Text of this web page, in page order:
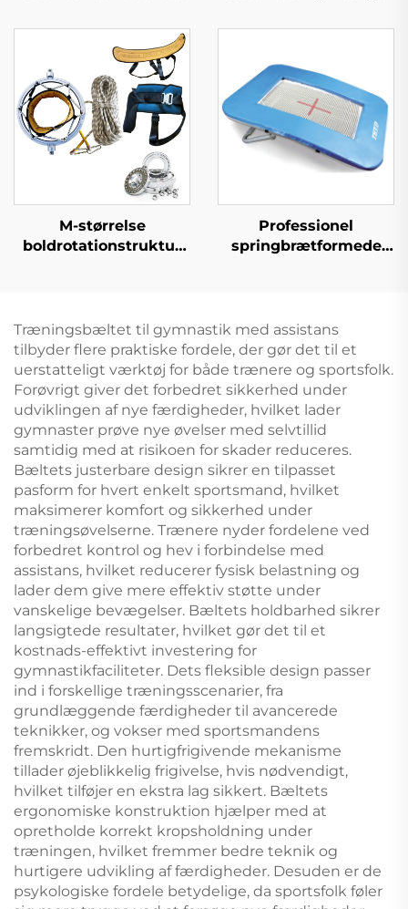
Mat for Børn
M-størrelse
boldrotationstruktur
trampoline, dykning,
elastrud, akrobatik
Professionel
springbrætformede
Træningsbæltet til gymnastik med assistans
tilbyder flere praktiske fordele, der gør det til et
uerstatteligt værktøj for både trænere og sportsfolk.
Forøvrigt giver det forbedret sikkerhed under
udviklingen af nye færdigheder, hvilket lader
gymnaster prøve nye øvelser med selvtillid
samtidig med at risikoen for skader reduceres.
Bæltets justerbare design sikrer en tilpasset
pasform for hvert enkelt sportsmand, hvilket
maksimerer komfort og sikkerhed under
træningsøvelserne. Trænere nyder fordelene ved
forbedret kontrol og hev i forbindelse med
assistans, hvilket reducerer fysisk belastning og
lader dem give mere effektiv støtte under
vanskelige bevægelser. Bæltets holdbarhed sikrer
langsigtede resultater, hvilket gør det til et
kostnads-effektivt investering for
gymnastikfaciliteter. Dets fleksible design passer
ind i forskellige træningsscenarier, fra
grundlæggende færdigheder til avancerede
teknikker, og vokser med sportsmandens
fremskridt. Den hurtigfrigivende mekanisme
tillader øjeblikkelig frigivelse, hvis nødvendigt,
hvilket tilføjer en ekstra lag sikkert. Bæltets
ergonomiske konstruktion hjælper med at
opretholde korrekt kropsholdning under
træningen, hvilket fremmer bedre teknik og
hurtigere udvikling af færdigheder. Desuden er de
psykologiske fordele betydelige, da sportsfolk føler